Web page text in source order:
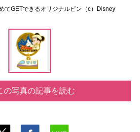
てGETできるオリジナルピン（c）Disney
の写真の記事を読む